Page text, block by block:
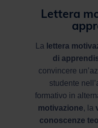
Lettera
La lettera
di
convincere
studente
formativo in
motivazione, la
conoscenze